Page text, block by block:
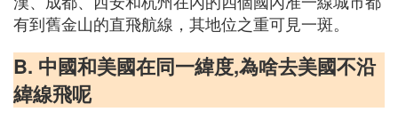
有到舊金山的直飛航線，其地位之重可見一斑。
B. 中國和美國在同一緯度,為啥去美國不沿
緯線飛呢